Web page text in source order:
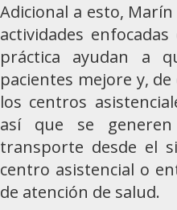
Adicional a esto,
actividades
práctica ayudan a
pacientes mejore y,
los centros
así que se
transporte desde el
centro asistencial o
de atención de salud.